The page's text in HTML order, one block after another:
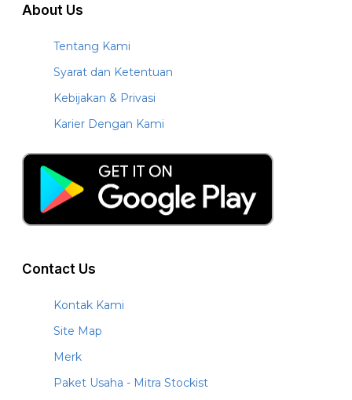
About Us
Tentang Kami
Syarat dan Ketentuan
Kebijakan & Privasi
Karier Dengan Kami
Contact Us
Kontak Kami
Site Map
Merk
Paket Usaha - Mitra Stockist